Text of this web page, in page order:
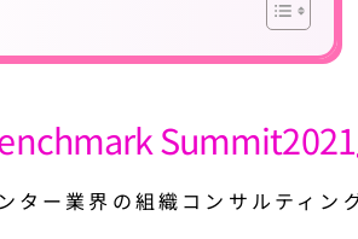
Summit2021
ター業界の組織コンサルティン